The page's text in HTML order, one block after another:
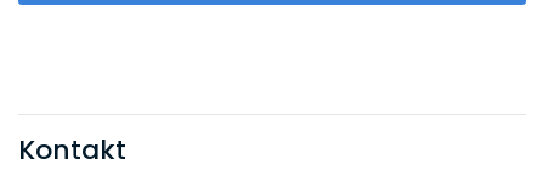
Kontakt